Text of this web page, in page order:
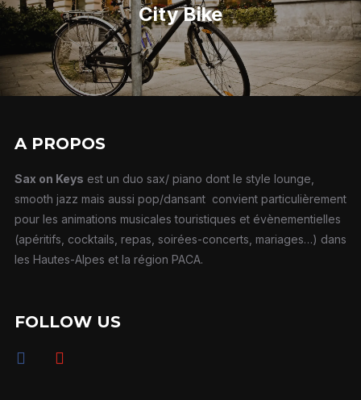
City Bike
A PROPOS
Sax on Keys est un duo sax/ piano dont le style lounge,
smooth jazz mais aussi pop/dansant convient particulièrement
pour les animations musicales touristiques et évènementielles
(apéritifs, cocktails, repas, soirées-concerts, mariages…) dans
les Hautes-Alpes et la région PACA.
FOLLOW US
facebookyoutube